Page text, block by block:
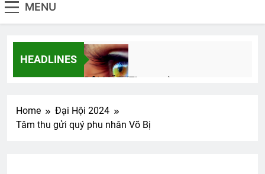
MENU
HEADLINES
ĐÔI MẮT (The eyes)
Home
Đại Hội 2024
Tâm thu gửi quý phu nhân Võ Bị